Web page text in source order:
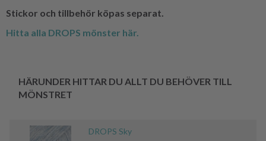
Stickor och tillbehör köpas separat.
Hitta alla DROPS mönster här.
HÄRUNDER HITTAR DU ALLT DU BEHÖVER TILL
MÖNSTRET
DROPS Sky